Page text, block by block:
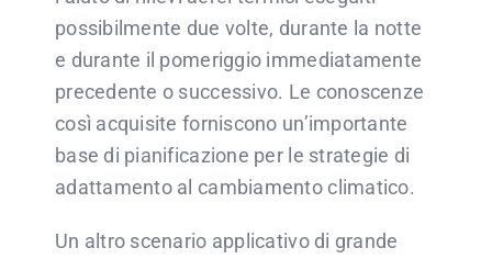
possibilmente due volte, durante la notte
e durante il pomeriggio immediatamente
precedente o successivo. Le conoscenze
così acquisite forniscono un’importante
base di pianificazione per le strategie di
adattamento al cambiamento climatico.
Un altro scenario applicativo di grande